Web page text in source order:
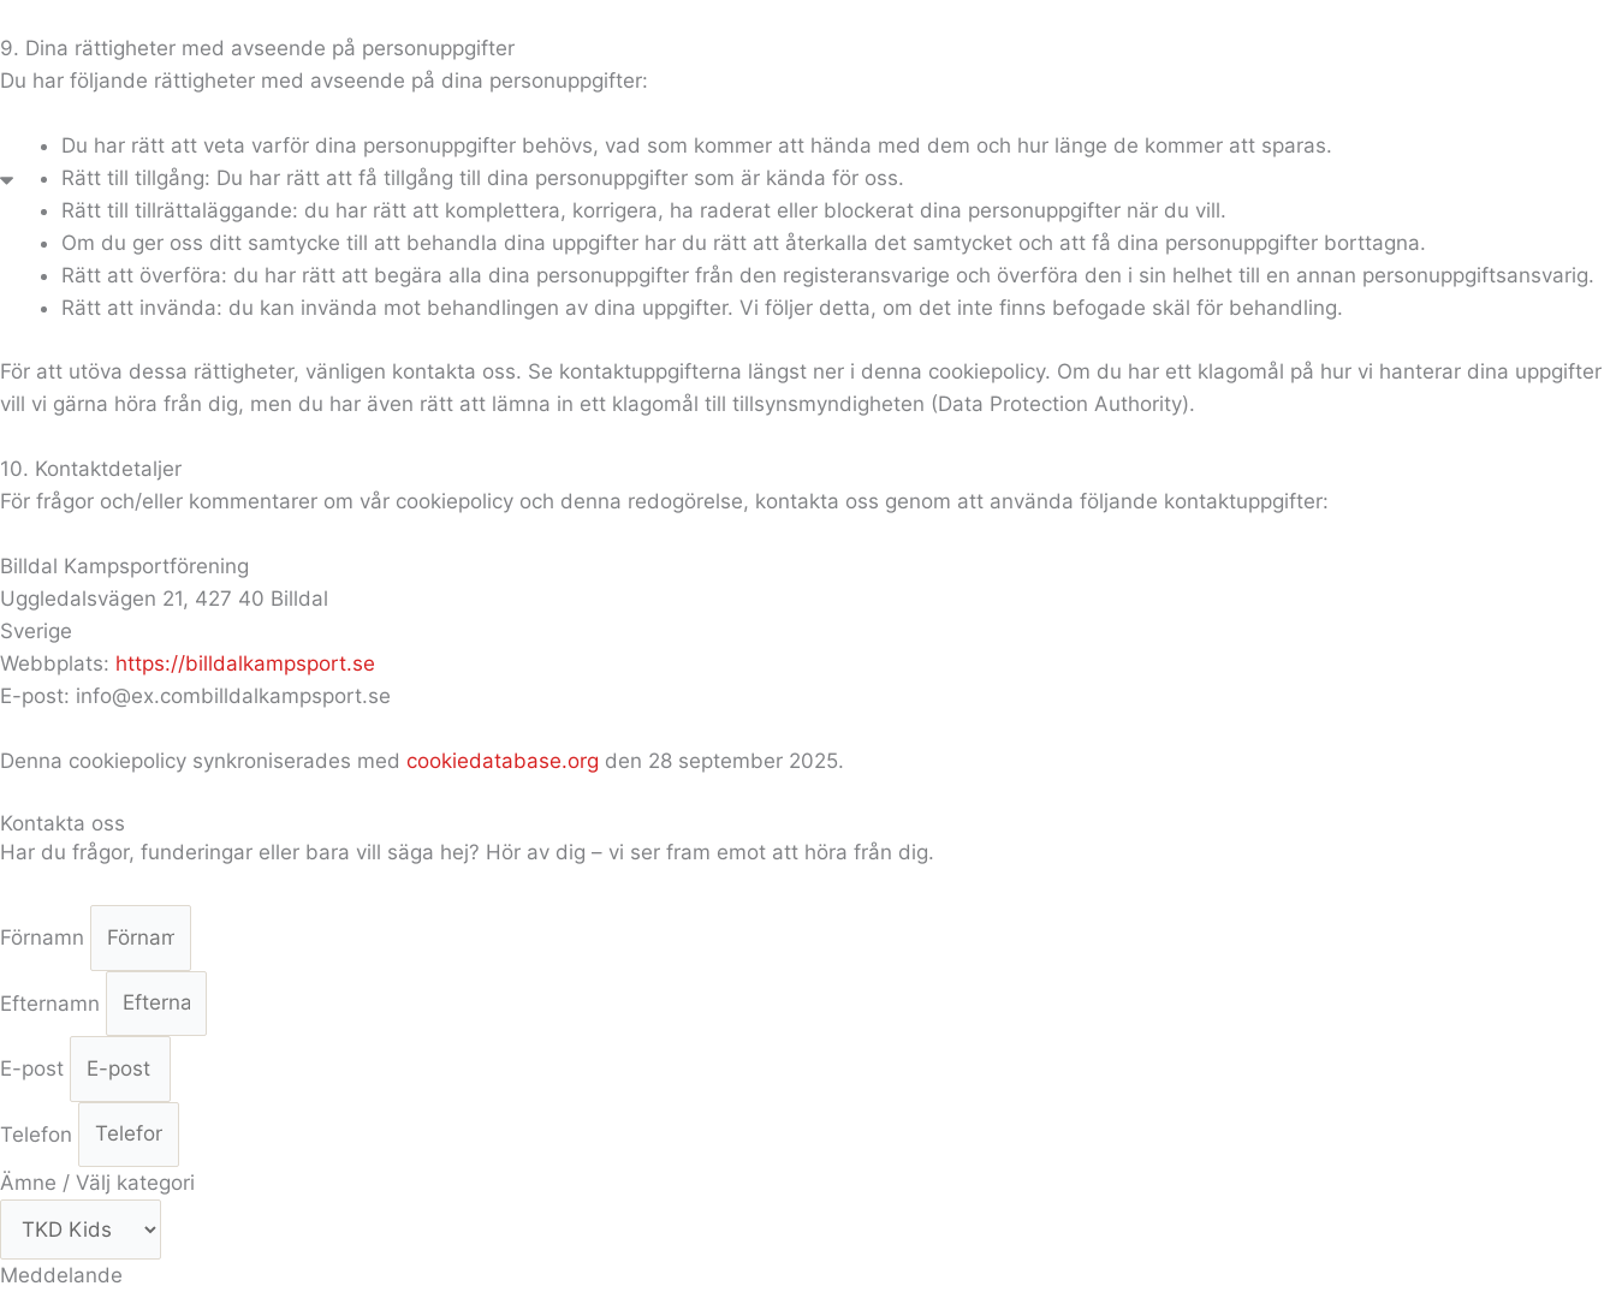
9. Dina rättigheter med avseende på personuppgifter
Du har följande rättigheter med avseende på dina personuppgifter:
Du har rätt att veta varför dina personuppgifter behövs, vad som kommer att hända med dem och hur länge de kommer att sparas.
Rätt till tillgång: Du har rätt att få tillgång till dina personuppgifter som är kända för oss.
Rätt till tillrättaläggande: du har rätt att komplettera, korrigera, ha raderat eller blockerat dina personuppgifter när du vill.
Om du ger oss ditt samtycke till att behandla dina uppgifter har du rätt att återkalla det samtycket och att få dina personuppgifter borttagna.
Rätt att överföra: du har rätt att begära alla dina personuppgifter från den registeransvarige och överföra den i sin helhet till en annan personuppgiftsansvarig.
Rätt att invända: du kan invända mot behandlingen av dina uppgifter. Vi följer detta, om det inte finns befogade skäl för behandling.
För att utöva dessa rättigheter, vänligen kontakta oss. Se kontaktuppgifterna längst ner i denna cookiepolicy. Om du har ett klagomål på hur vi hanterar dina uppgifter
vill vi gärna höra från dig, men du har även rätt att lämna in ett klagomål till tillsynsmyndigheten (Data Protection Authority).
10. Kontaktdetaljer
För frågor och/eller kommentarer om vår cookiepolicy och denna redogörelse, kontakta oss genom att använda följande kontaktuppgifter:
Billdal Kampsportförening
Uggledalsvägen 21, 427 40 Billdal
Sverige
Webbplats: https://billdalkampsport.se
E-post: info@ex.combilldalkampsport.se
Denna cookiepolicy synkroniserades med cookiedatabase.org den 28 september 2025.
Kontakta oss
Har du frågor, funderingar eller bara vill säga hej? Hör av dig – vi ser fram emot att höra från dig.
Förnamn
Efternamn
E-post
Telefon
Ämne / Välj kategori
Meddelande